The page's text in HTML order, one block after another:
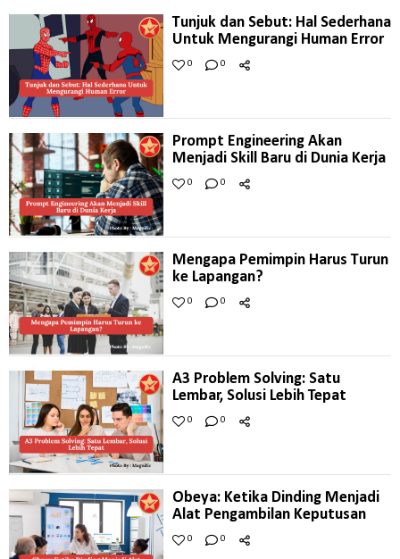
Tunjuk dan Sebut: Hal Sederhana
Untuk Mengurangi Human Error
0 0
Prompt Engineering Akan
Menjadi Skill Baru di Dunia Kerja
0 0
Mengapa Pemimpin Harus Turun
ke Lapangan?
0 0
A3 Problem Solving: Satu
Lembar, Solusi Lebih Tepat
0 0
Obeya: Ketika Dinding Menjadi
Alat Pengambilan Keputusan
0 0